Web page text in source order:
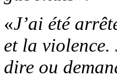
«J’ai été
et la violence.
dire ou